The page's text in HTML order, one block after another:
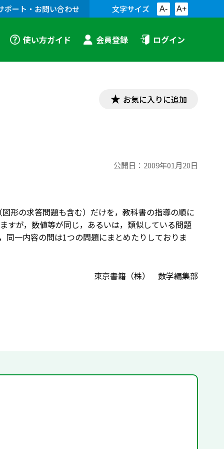
ポート・お問い合わせ 文字サイズ A- A+
使い方ガイド 会員登録 ログイン
お気に入りに追加
公開日： 2009年01月20日
形の求答問題も含む）だけを，教科書の指導の順に
すが，数値等が同じ，あるいは，類似している問題
同一内容の問は1つの問題にまとめたりしておりま
東京書籍（株） 数学編集部